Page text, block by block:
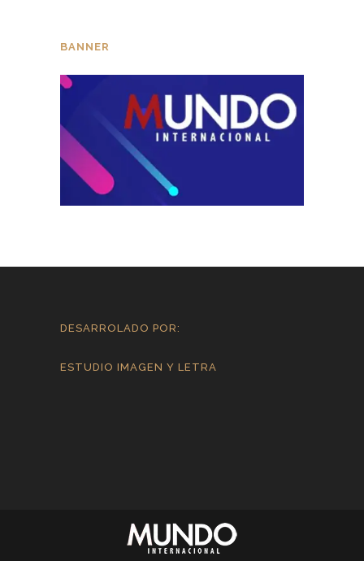
BANNER
DESARROLADO POR:
ESTUDIO IMAGEN Y LETRA